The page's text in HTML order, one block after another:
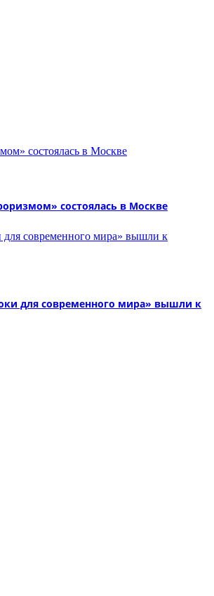
состоялась в Москве
для современного мира» вышли к